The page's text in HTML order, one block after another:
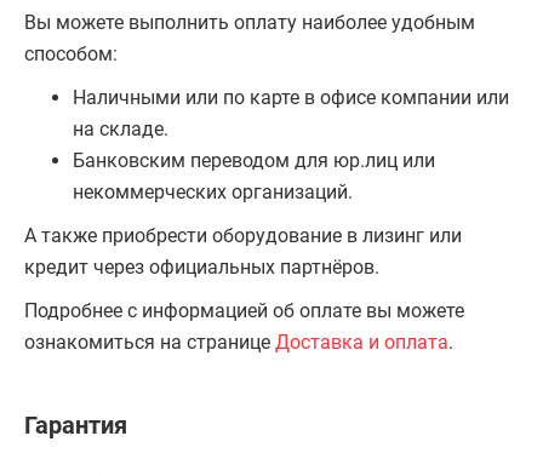
Вы можете выполнить оплату наиболее удобным
способом:
Наличными или по карте в офисе компании или
на складе.
Банковским переводом для юр.лиц или
некоммерческих организаций.
А также приобрести оборудование в лизинг или
кредит через официальных партнёров.
Подробнее с информацией об оплате вы можете
ознакомиться на странице Доставка и оплата.
Гарантия